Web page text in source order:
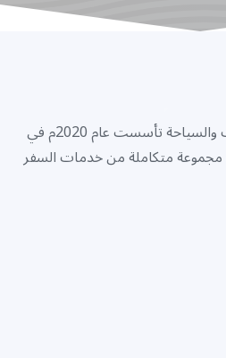
وكالة رائدة في مجال السفريات والسياحة تأسست عام 2020م في
متكاملة من خدمات السفر